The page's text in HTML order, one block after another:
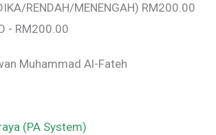
RENDAH/MENENGAH) RM200.00
- RM200.00
Muhammad Al-Fateh
(PA System)